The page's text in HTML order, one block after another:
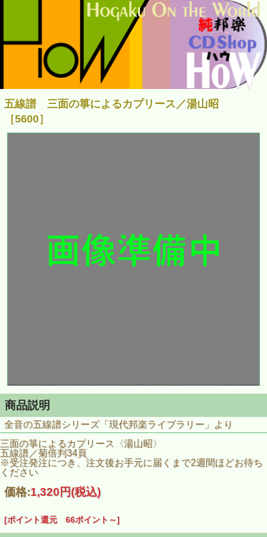
五線譜 三面の箏によるカプリース／湯山昭
［5600］
商品説明
全音の五線譜シリーズ「現代邦楽ライブラリー」より
三面の箏によるカプリース〈湯山昭〉
五線譜／菊倍判34頁
※受注発注につき、注文後お手元に届くまで2週間ほどお待ち
ください
価格:1,320円(税込)
[ポイント還元 66ポイント～]